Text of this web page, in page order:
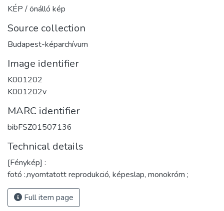
KÉP / önálló kép
Source collection
Budapest-képarchívum
Image identifier
K001202
K001202v
MARC identifier
bibFSZ01507136
Technical details
[Fénykép] :
fotó :,nyomtatott reprodukció, képeslap, monokróm ;
Full item page